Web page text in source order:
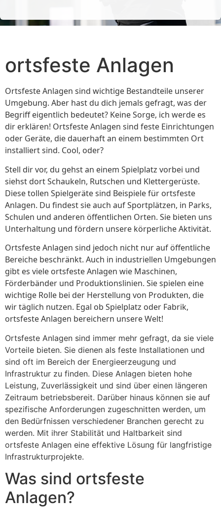
ortsfeste Anlagen
Ortsfeste Anlagen sind wichtige Bestandteile unserer
Umgebung. Aber hast du dich jemals gefragt, was der
Begriff eigentlich bedeutet? Keine Sorge, ich werde es
dir erklären! Ortsfeste Anlagen sind feste Einrichtungen
oder Geräte, die dauerhaft an einem bestimmten Ort
installiert sind. Cool, oder?
Stell dir vor, du gehst an einem Spielplatz vorbei und
siehst dort Schaukeln, Rutschen und Klettergerüste.
Diese tollen Spielgeräte sind Beispiele für ortsfeste
Anlagen. Du findest sie auch auf Sportplätzen, in Parks,
Schulen und anderen öffentlichen Orten. Sie bieten uns
Unterhaltung und fördern unsere körperliche Aktivität.
Ortsfeste Anlagen sind jedoch nicht nur auf öffentliche
Bereiche beschränkt. Auch in industriellen Umgebungen
gibt es viele ortsfeste Anlagen wie Maschinen,
Förderbänder und Produktionslinien. Sie spielen eine
wichtige Rolle bei der Herstellung von Produkten, die
wir täglich nutzen. Egal ob Spielplatz oder Fabrik,
ortsfeste Anlagen bereichern unsere Welt!
Ortsfeste Anlagen sind immer mehr gefragt, da sie viele
Vorteile bieten. Sie dienen als feste Installationen und
sind oft im Bereich der Energieerzeugung und
Infrastruktur zu finden. Diese Anlagen bieten hohe
Leistung, Zuverlässigkeit und sind über einen längeren
Zeitraum betriebsbereit. Darüber hinaus können sie auf
spezifische Anforderungen zugeschnitten werden, um
den Bedürfnissen verschiedener Branchen gerecht zu
werden. Mit ihrer Stabilität und Haltbarkeit sind
ortsfeste Anlagen eine effektive Lösung für langfristige
Infrastrukturprojekte.
Was sind ortsfeste
Anlagen?